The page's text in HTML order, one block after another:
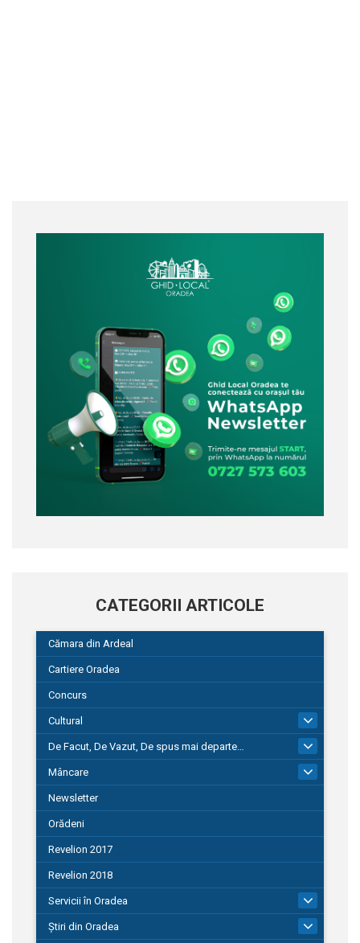
CATEGORII ARTICOLE
Cămara din Ardeal
Cartiere Oradea
Concurs
Cultural
De Facut, De Vazut, De spus mai departe…
580
Mâncare
Newsletter
Orădeni
Revelion 2017
Revelion 2018
Servicii în Oradea
Știri din Oradea